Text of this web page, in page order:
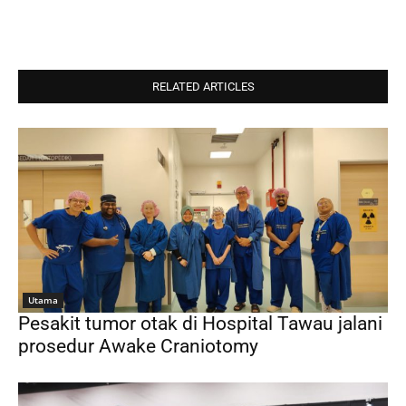
RELATED ARTICLES
Utama
Pesakit tumor otak di Hospital Tawau jalani
prosedur Awake Craniotomy